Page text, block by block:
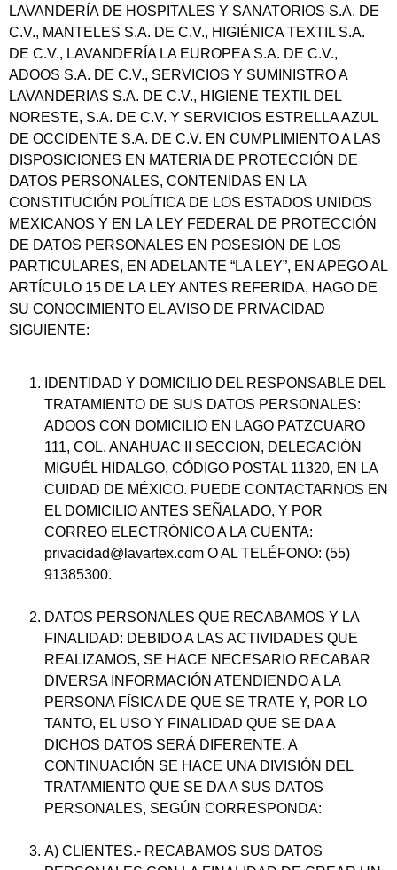
LAVANDERÍA DE HOSPITALES Y SANATORIOS S.A. DE
C.V., MANTELES S.A. DE C.V., HIGIÉNICA TEXTIL S.A.
DE C.V., LAVANDERÍA LA EUROPEA S.A. DE C.V.,
ADOOS S.A. DE C.V., SERVICIOS Y SUMINISTRO A
LAVANDERIAS S.A. DE C.V., HIGIENE TEXTIL DEL
NORESTE, S.A. DE C.V. Y SERVICIOS ESTRELLA AZUL
DE OCCIDENTE S.A. DE C.V. EN CUMPLIMIENTO A LAS
DISPOSICIONES EN MATERIA DE PROTECCIÓN DE
DATOS PERSONALES, CONTENIDAS EN LA
CONSTITUCIÓN POLÍTICA DE LOS ESTADOS UNIDOS
MEXICANOS Y EN LA LEY FEDERAL DE PROTECCIÓN
DE DATOS PERSONALES EN POSESIÓN DE LOS
PARTICULARES, EN ADELANTE “LA LEY”, EN APEGO AL
ARTÍCULO 15 DE LA LEY ANTES REFERIDA, HAGO DE
SU CONOCIMIENTO EL AVISO DE PRIVACIDAD
SIGUIENTE:
IDENTIDAD Y DOMICILIO DEL RESPONSABLE DEL
TRATAMIENTO DE SUS DATOS PERSONALES:
ADOOS CON DOMICILIO EN LAGO PATZCUARO
111, COL. ANAHUAC II SECCION, DELEGACIÓN
MIGUÉL HIDALGO, CÓDIGO POSTAL 11320, EN LA
CUIDAD DE MÉXICO. PUEDE CONTACTARNOS EN
EL DOMICILIO ANTES SEÑALADO, Y POR
CORREO ELECTRÓNICO A LA CUENTA:
privacidad@lavartex.com O AL TELÉFONO: (55)
91385300.
DATOS PERSONALES QUE RECABAMOS Y LA
FINALIDAD: DEBIDO A LAS ACTIVIDADES QUE
REALIZAMOS, SE HACE NECESARIO RECABAR
DIVERSA INFORMACIÓN ATENDIENDO A LA
PERSONA FÍSICA DE QUE SE TRATE Y, POR LO
TANTO, EL USO Y FINALIDAD QUE SE DA A
DICHOS DATOS SERÁ DIFERENTE. A
CONTINUACIÓN SE HACE UNA DIVISIÓN DEL
TRATAMIENTO QUE SE DA A SUS DATOS
PERSONALES, SEGÚN CORRESPONDA:
A) CLIENTES.- RECABAMOS SUS DATOS